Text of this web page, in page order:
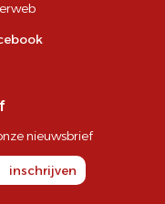
nieuwsbrief
inschrijven